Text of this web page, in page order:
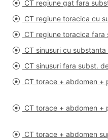
CT regiune gat fara
CT regiune toracica cu
CT regiune toracica
CT sinusuri cu
CT sinusuri fara subst.
CT torace + abdomen +
CT torace + abdomen +
CT torace + abdomen